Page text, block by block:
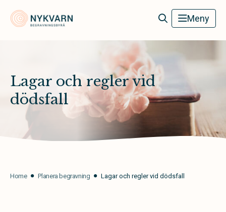
Nykvarn Begravningsbyrå Meny
Lagar och regler vid
dödsfall
Home Planera begravning Lagar och regler vid dödsfall